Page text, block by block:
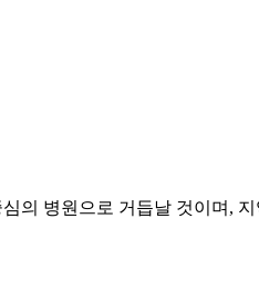
병원으로 거듭날 것이며,